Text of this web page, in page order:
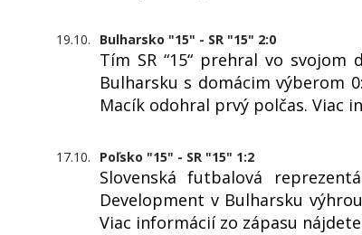
19.10. Bulharsko "15" - SR "15" 2:0
Tím SR “15“ prehral vo
Bulharsku s domácim výberom
Macík odohral prvý polčas. Viac
17.10. Poľsko "15" - SR "15" 1:2
Slovenská futbalová
Development v Bulharsku
Viac informácií zo zápasu nájdete